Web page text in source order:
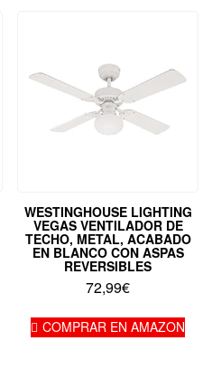
WESTINGHOUSE LIGHTING
VEGAS VENTILADOR DE
TECHO, METAL, ACABADO
EN BLANCO CON ASPAS
REVERSIBLES
72,99€
COMPRAR EN AMAZON